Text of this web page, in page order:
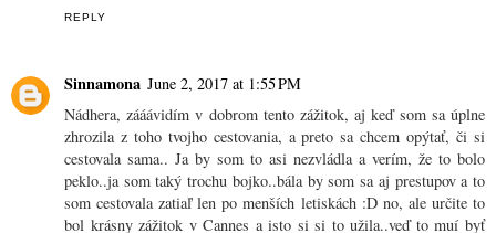
REPLY
Sinnamona June 2, 2017 at 1:55 PM
Nádhera, zááávidím v dobrom tento zážitok, aj keď som sa úplne
zhrozila z toho tvojho cestovania, a preto sa chcem opýtať, či si
cestovala sama.. Ja by som to asi nezvládla a verím, že to bolo
peklo..ja som taký trochu bojko..bála by som sa aj prestupov a to
som cestovala zatiaľ len po menších letiskách :D no, ale určite to
bol krásny zážitok v Cannes a isto si si to užila..veď to muí byť